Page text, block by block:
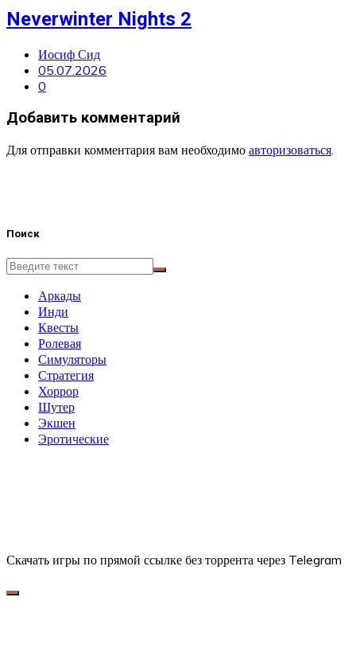
Neverwinter Nights 2
Иосиф Сид
05.07.2026
0
Добавить комментарий
Для отправки комментария вам необходимо авторизоваться
Поиск
Аркады
Инди
Квесты
Ролевая
Симуляторы
Стратегия
Хоррор
Шутер
Экшен
Эротические
Скачать игры по прямой ссылке без торрента через Telegram